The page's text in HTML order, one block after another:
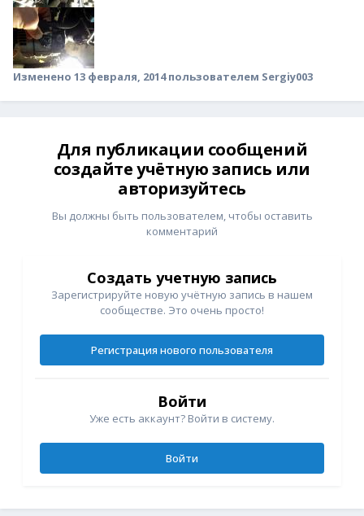
Изменено 13 февраля, 2014пользователем Sergiy003
Для публикации сообщений
создайте учётную запись или
авторизуйтесь
Вы должны быть пользователем, чтобы оставить
комментарий
Создать учетную запись
Зарегистрируйте новую учётную запись в нашем
сообществе. Это очень просто!
Регистрация нового пользователя
Войти
Уже есть аккаунт? Войти в систему.
Войти